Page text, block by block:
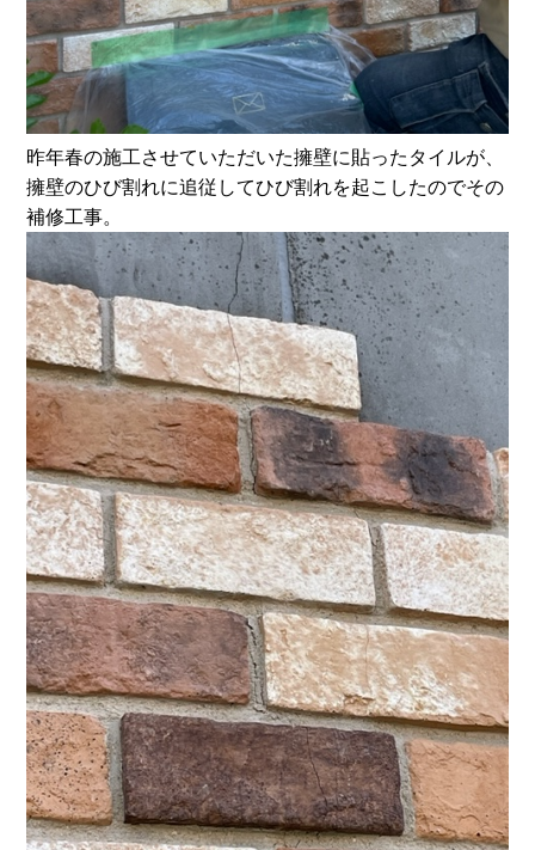
昨年春の施工させていただいた擁壁に貼ったタイルが、
擁壁のひび割れに追従してひび割れを起こしたのでその
補修工事。